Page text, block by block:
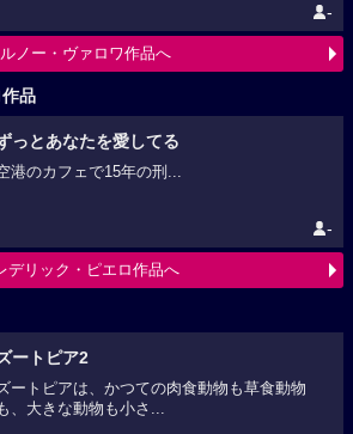
-
ノー・ヴァロワ作品へ
品
っとあなたを愛してる
港のカフェで15年の刑...
-
デリック・ピエロ作品へ
ートピア2
ートピアは、かつての肉食動物も草食動物
、大きな動物も小さ...